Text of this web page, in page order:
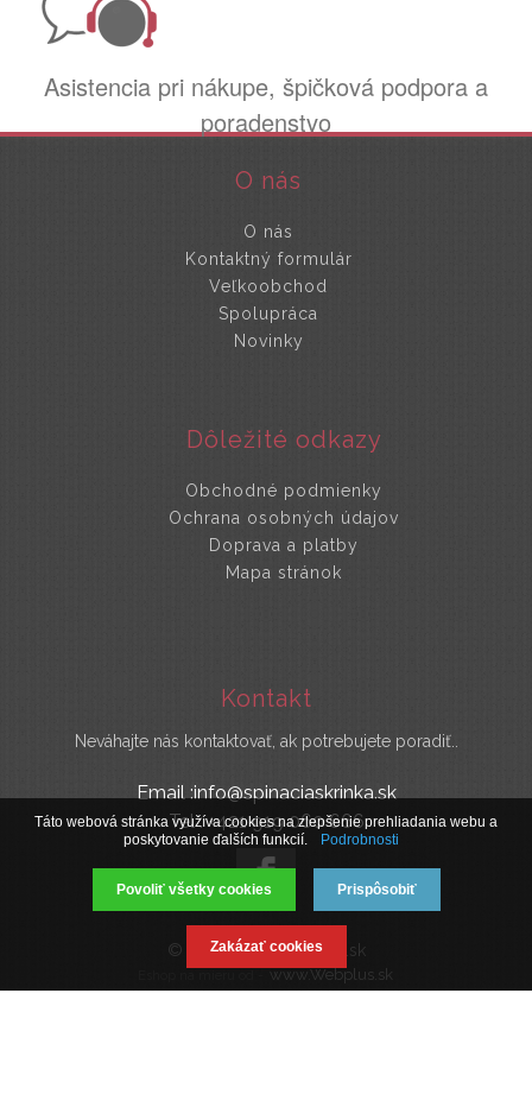
Asistencia pri nákupe, špičková podpora a
poradenstvo
O nás
O nás
Kontaktný formulár
Veľkoobchod
Spolupráca
Novinky
Dôležité odkazy
Obchodné podmienky
Ochrana osobných údajov
Doprava a platby
Mapa stránok
Kontakt
Neváhajte nás kontaktovať, ak potrebujete poradiť..
Email :info@spinaciaskrinka.sk
Tel : +421 919 060 666
© 2019 SpinaciaSkrinka.sk
www.Webplus.sk
Táto webová stránka využíva cookies na zlepšenie prehliadania webu a
poskytovanie ďalších funkcií.
Podrobnosti
Povoliť všetky cookies Prispôsobiť
Zakázať cookies